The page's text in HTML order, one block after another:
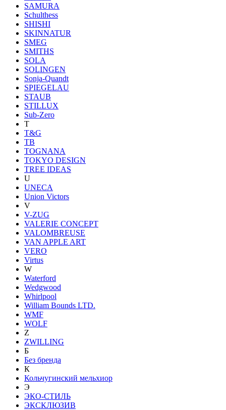
SAMURA
Schulthess
SHISHI
SKINNATUR
SMEG
SMITHS
SOLA
SOLINGEN
Sonja-Quandt
SPIEGELAU
STAUB
STILLUX
Sub-Zero
T
T&G
TB
TOGNANA
TOKYO DESIGN
TREE IDEAS
U
UNECA
Union Victors
V
V-ZUG
VALERIE CONCEPT
VALOMBREUSE
VAN APPLE ART
VERO
Virtus
W
Waterford
Wedgwood
Whirlpool
William Bounds LTD.
WMF
WOLF
Z
ZWILLING
Б
Без бренда
К
Кольчугинский мельхиор
Э
ЭКО-СТИЛЬ
ЭКСКЛЮЗИВ